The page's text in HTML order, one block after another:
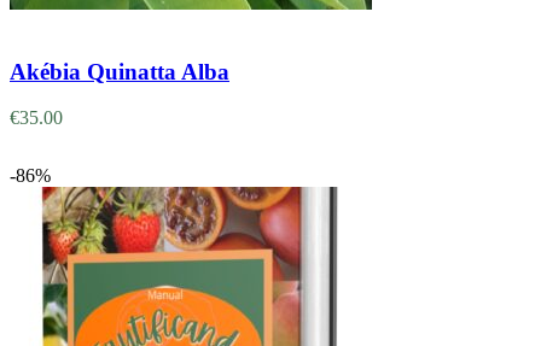
Akébia Quinatta Alba
€35.00
-86%